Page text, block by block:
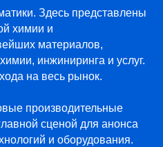
Здесь представлены
химии и
материалов,
инжиниринга и услуг.
на весь рынок.
производительные
сценой для анонса
и оборудования.